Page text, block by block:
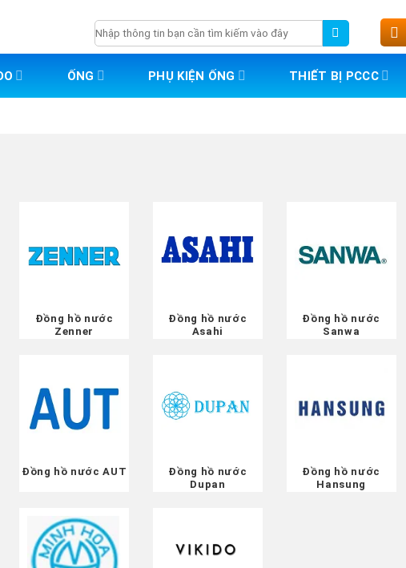
Tìm
kiếm:
ỐNG PHỤ KIỆN ỐNG THIẾT BỊ PCCC
Đồng hồ nước
Zenner
Đồng hồ nước
Asahi
Đồng hồ nước
Sanwa
Đồng hồ nước AUT
Đồng hồ nước
Dupan
Đồng hồ nước
Hansung